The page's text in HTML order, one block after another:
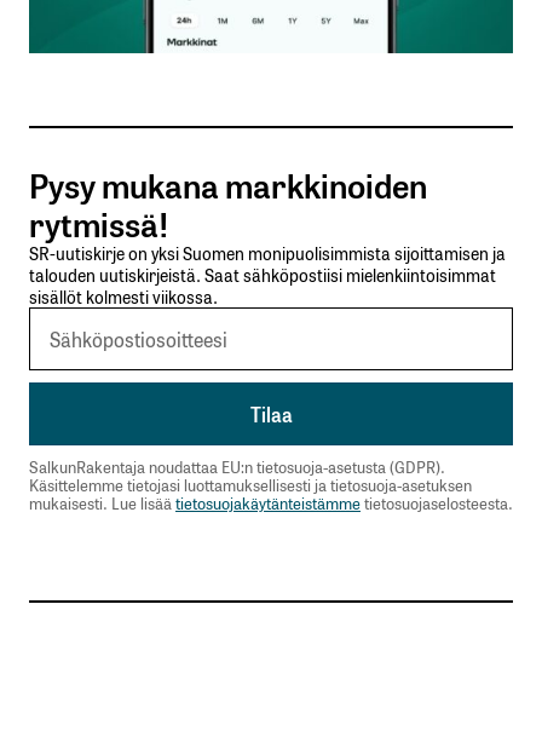
Sähköpostiosoitettasi ei julkaista.
Pakolliset
kentät on merkitty*
Nimesi tai nimimerkkisi*
Sähköpostiosoitteesi
Tilaa SalkunRakentajan uutiskirje
Lähetä kommentti
Pysy mukana markkinoiden
rytmissä!
SR-uutiskirje on yksi Suomen monipuolisimmista sijoittamisen ja
talouden uutiskirjeistä. Saat sähköpostiisi mielenkiintoisimmat
sisällöt kolmesti viikossa.
SalkunRakentaja noudattaa EU:n tietosuoja-asetusta (GDPR).
Käsittelemme tietojasi luottamuksellisesti ja tietosuoja-asetuksen
mukaisesti. Lue lisää tietosuojakäytänteistämmetietosuojaselosteesta.